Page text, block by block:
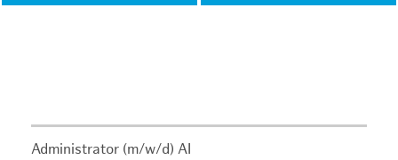
Administrator (m/w/d) AI